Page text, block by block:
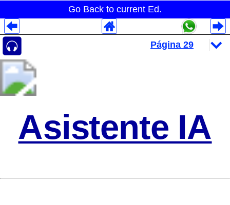
Go Back to current Ed.
Asistente IA
Despliegues Analytics
Despliegues Totales
Despliegues por Rubros